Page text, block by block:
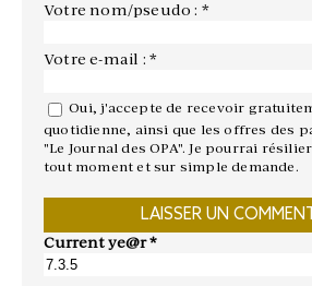
Votre nom/pseudo : *
Votre e-mail : *
Oui, j'accepte de recevoir
quotidienne, ainsi que les offres des
"Le Journal des OPA". Je pourrai
tout moment et sur simple demande.
Current ye@r*